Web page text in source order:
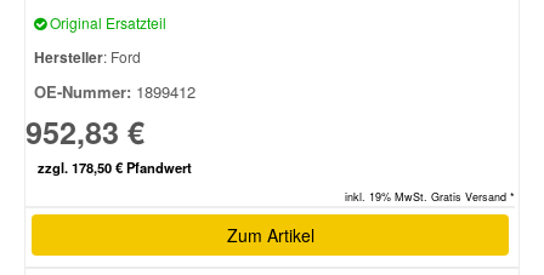
Original Ersatzteil
Hersteller: Ford
OE-Nummer: 1899412
952,83 €
zzgl. 178,50 € Pfandwert
inkl. 19% MwSt. Gratis Versand *
Zum Artikel